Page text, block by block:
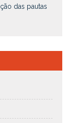
das pautas